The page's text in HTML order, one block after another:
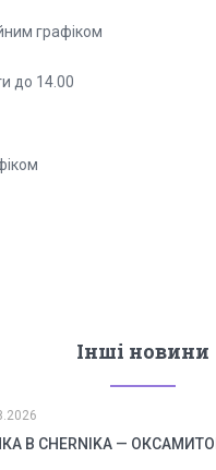
графіком
до 14.00
Інші новини
В CHERNIKA —